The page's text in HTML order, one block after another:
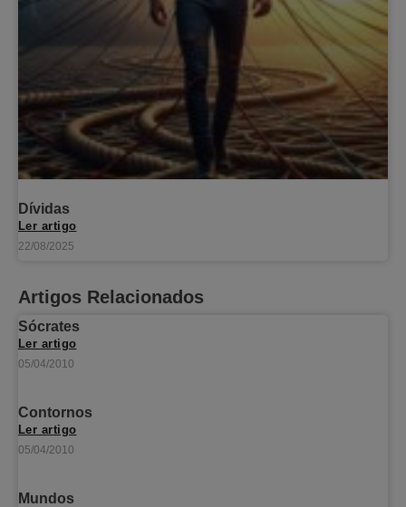
Dívidas
Ler artigo
22/08/2025
Artigos Relacionados
Sócrates
Ler artigo
05/04/2010
Contornos
Ler artigo
05/04/2010
Mundos